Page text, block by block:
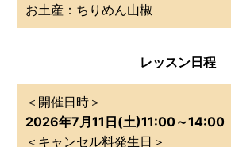
お土産：ちりめん山椒
レッスン日程
＜開催日時＞
2026年7月11日(土)11:00～14:00
＜キャンセル料発生日＞